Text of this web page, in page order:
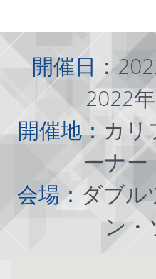
開催日：
2022
開催地： カリ
ーナー
会場： ダブル
ン・